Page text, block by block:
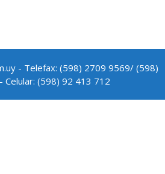
- Telefax: (598) 2709 9569/ (598)
Celular: (598) 92 413 712